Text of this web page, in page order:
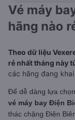
Vé máy
hãng nào
Theo dữ liệu
rẻ nhất tháng này
các hãng đang
Để dễ dàng lựa
vé máy bay Điện
thác chặng Điện